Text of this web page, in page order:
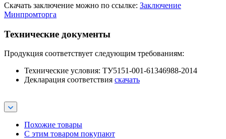
Скачать заключение можно по ссылке: Заключение
Минпромторга
Технические документы
Продукция соответствует следующим требованиям:
Технические условия: ТУ5151-001-61346988-2014
Декларация соответствия скачать
Похожие товары
С этим товаром покупают